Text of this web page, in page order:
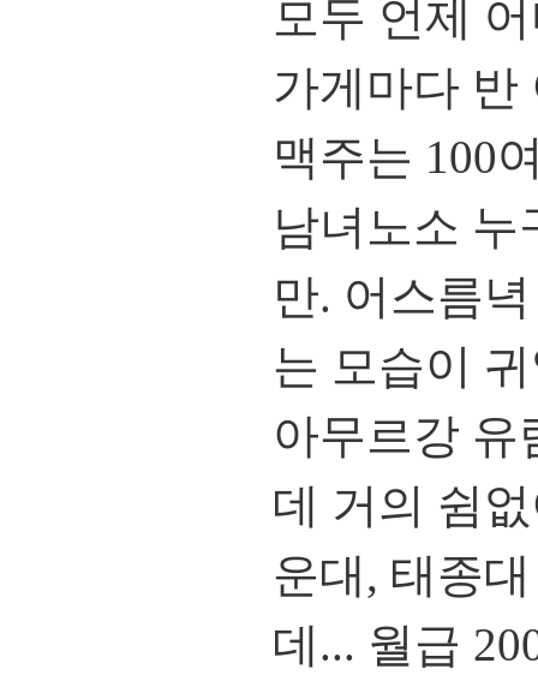
모두 언제
가게마다 반
맥주는 100
남녀노소 누
만. 어스름
는 모습이
아무르강 유
데 거의 쉼
운대, 태종
데... 월급